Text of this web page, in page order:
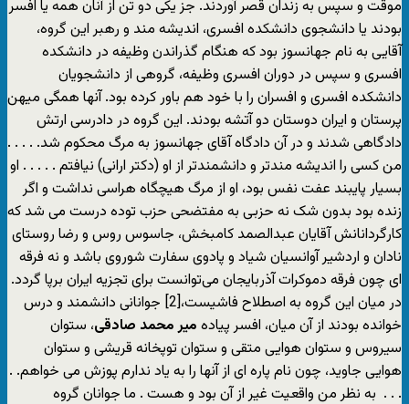
موقت و سپس به زندان قصر آوردند. جز یکی دو تن از آنان همه یا افسر
بودند یا دانشجوی دانشکده افسری، اندیشه مند و رهبر این گروه،
آقایی به نام جهانسوز بود که هنگام گذراندن وظیفه در دانشکده
افسری و سپس در دوران افسری وظیفه، گروهی از دانشجویان
دانشکده افسری و افسران را با خود هم باور کرده بود. آنها همگی میهن
پرستان و ایران دوستان دو آتشه بودند. این گروه در دادرسی ارتش
دادگاهی شدند و در آن دادگاه آقای جهانسوز به مرگ محکوم شد. . . . .
من کسی را اندیشه مندتر و دانشمندتر از او (دکتر ارانی) نیافتم . . . . . او
بسیار پایبند عفت نفس بود، او از مرگ هیچگاه هراسی نداشت و اگر
زنده بود بدون شک نه حزبی به مفتضحی حزب توده درست می شد که
کارگردانانش آقایان عبدالصمد کامبخش، جاسوس روس و رضا روستای
نادان و اردشیر آوانسیان شیاد و پادوی سفارت شوروی باشد و نه فرقه
ای چون فرقه دموکرات آذربایجان می‌توانست برای تجزیه ایران برپا گردد.
در میان این گروه به اصطلاح فاشیست،[2] جوانانی دانشمند و درس
خوانده بودند از آن میان، افسر پیاده میر محمد صادقی، ستوان
سیروس و ستوان هوایی متقی و ستوان توپخانه قریشی و ستوان
هوایی جاوید، چون نام پاره ای از آنها را به یاد ندارم پوزش می خواهم. .
. . . به نظر من واقعیت غیر از آن بود و هست . ما جوانان گروه